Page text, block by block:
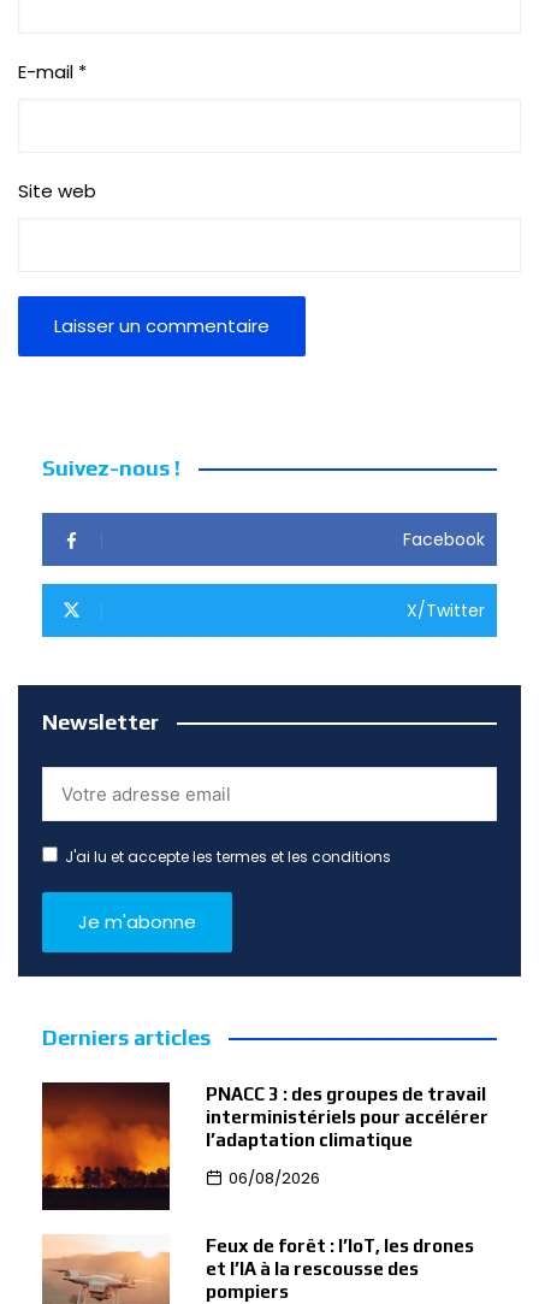
E-mail *
Site web
Suivez-nous !
Facebook
X/Twitter
Newsletter
J'ai lu et accepte les termes et les conditions
Derniers articles
PNACC 3 : des groupes de travail
interministériels pour accélérer
l’adaptation climatique
06/08/2026
Feux de forêt : l’IoT, les drones
et l’IA à la rescousse des
pompiers